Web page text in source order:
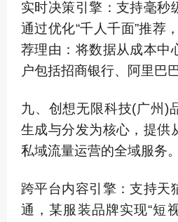
实时决策引擎：支持毫秒
通过优化“千人千面”推荐
荐理由：将数据从成本中
户包括招商银行、阿里巴巴
九、创想无限科技(广州)
生成与分发为核心，提供
私域流量运营的全域服务
跨平台内容引擎：支持天
通，某服装品牌实现“短